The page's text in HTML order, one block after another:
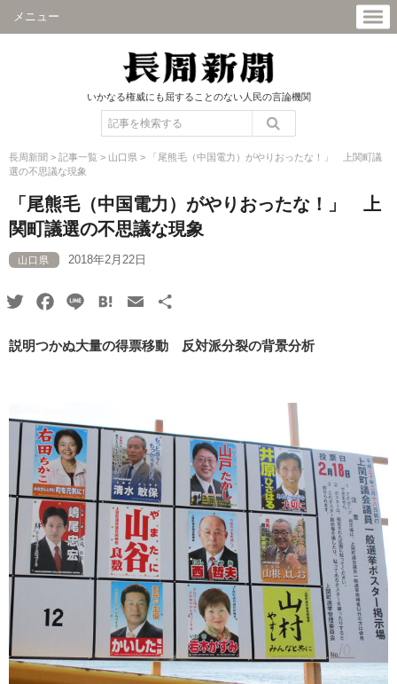
メニュー
いかなる権威にも屈することのない人民の言論機関
長周新聞 > 記事一覧 > 山口県 >
「尾熊毛（中国電力）がやりおったな！」 上関町議
選の不思議な現象
「尾熊毛（中国電力）がやりおったな！」 上
関町議選の不思議な現象
山口県 2018年2月22日
TwitterFacebook
Line HatenaEmail
説明つかぬ大量の得票移動 反対派分裂の背景分析